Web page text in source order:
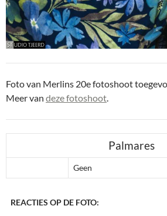
Foto van Merlins 20e fotoshoot
Meer van deze fotoshoot.
Palmares
Geen
REACTIES OP DE FOTO: